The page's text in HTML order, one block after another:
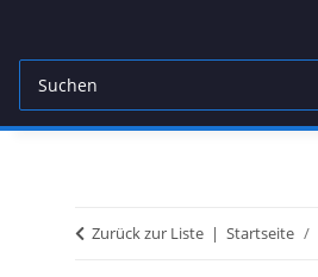
Zurück zur Liste Startseite